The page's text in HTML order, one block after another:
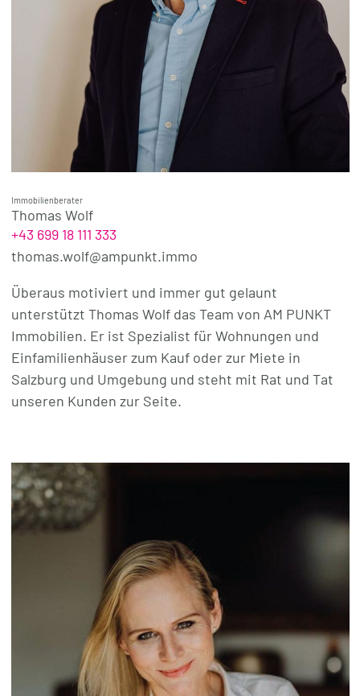
Immobilienberater
Thomas Wolf
+43 699 18 111 333
thomas.wolf@ampunkt.immo
Überaus motiviert und immer gut gelaunt
unterstützt Thomas Wolf das Team von AM PUNKT
Immobilien. Er ist Spezialist für Wohnungen und
Einfamilienhäuser zum Kauf oder zur Miete in
Salzburg und Umgebung und steht mit Rat und Tat
unseren Kunden zur Seite.